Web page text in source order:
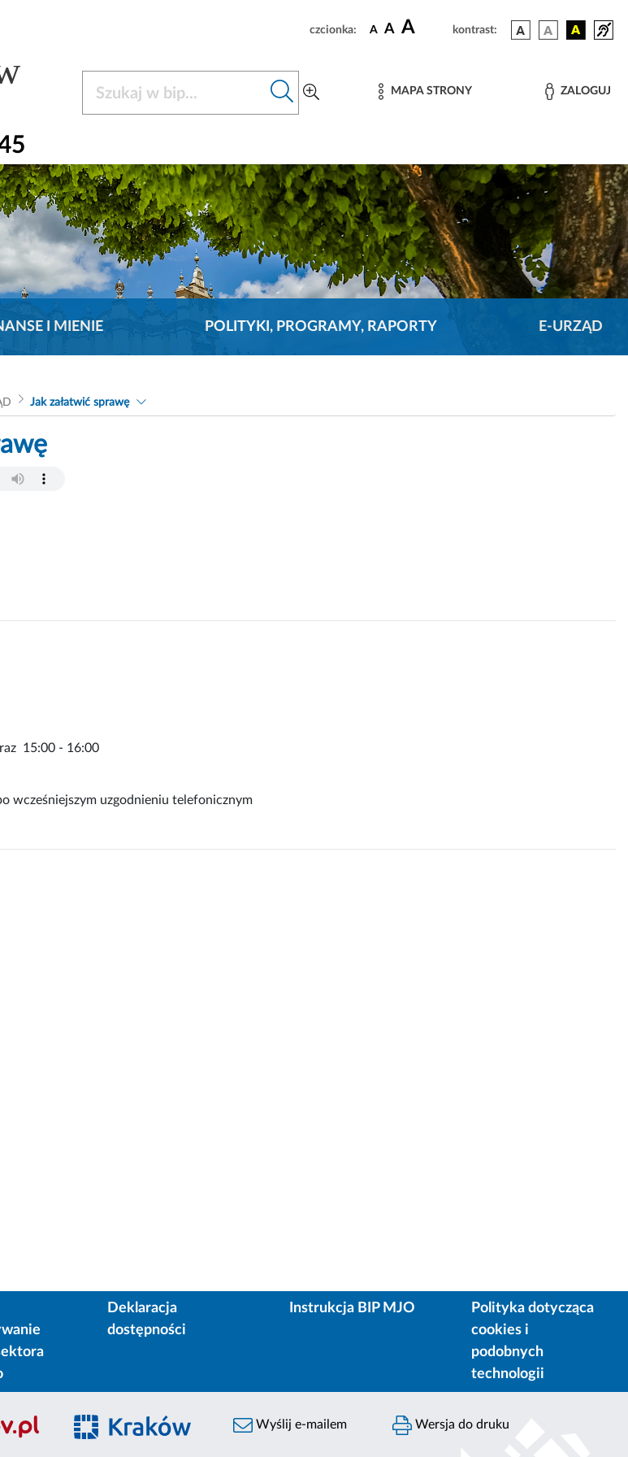
czcionka: A A A kontrast:
MAPA STRONY ZALOGUJ
I MIENIE POLITYKI, PROGRAMY, RAPORTY E-URZĄD
Jak załatwić sprawę
15:00 - 16:00
wcześniejszym uzgodnieniu telefonicznym
Deklaracja
dostępności
Instrukcja BIP MJO
Polityka dotycząca
cookies i
podobnych
technologii
Wyślij e-mailem Wersja do druku